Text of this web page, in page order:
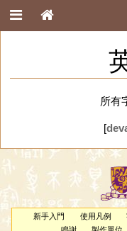
所有
[
新手入門 使用凡例